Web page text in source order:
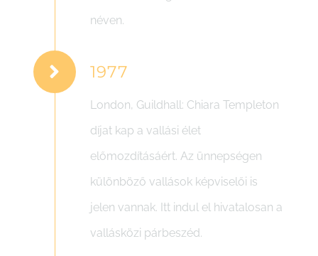
néven.
1977
London, Guildhall: Chiara Templeton
díjat kap a vallási élet
előmozdításáért. Az ünnepségen
különböző vallások képviselői is
jelen vannak. Itt indul el hivatalosan a
vallásközi párbeszéd.